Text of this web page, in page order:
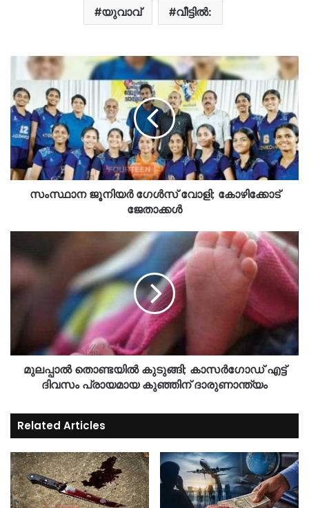
യുവാവ് വീട്ടിൽ:
സംസ്ഥാന ജൂനിയർ ഗേൾസ് വോളി; കോഴിക്കോട്
ജേതാക്കൾ
മുലപ്പാൽ തൊണ്ടയിൽ കുടുങ്ങി; കാസർഗോഡ് എട്ട്
ദിവസം പ്രായമായ കുഞ്ഞിന് ദാരുണാന്ത്യം
Related Articles